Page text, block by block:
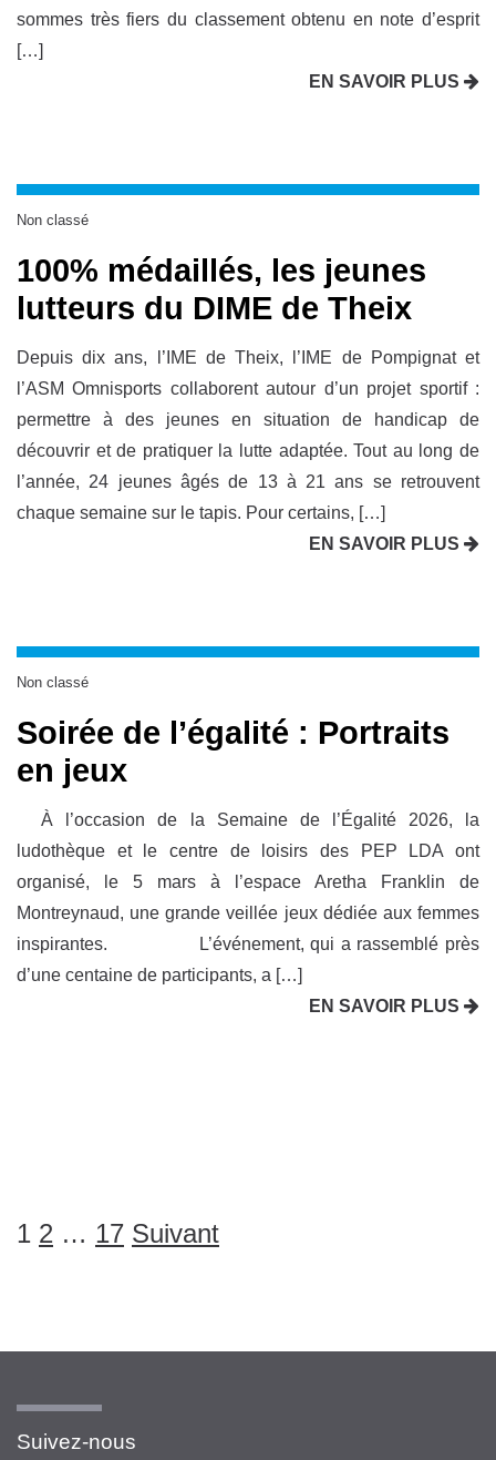
sommes très fiers du classement obtenu en note d’esprit
[…]
EN SAVOIR PLUS
Non classé
100% médaillés, les jeunes
lutteurs du DIME de Theix
Depuis dix ans, l’IME de Theix, l’IME de Pompignat et
l’ASM Omnisports collaborent autour d’un projet sportif :
permettre à des jeunes en situation de handicap de
découvrir et de pratiquer la lutte adaptée. Tout au long de
l’année, 24 jeunes âgés de 13 à 21 ans se retrouvent
chaque semaine sur le tapis. Pour certains, […]
EN SAVOIR PLUS
Non classé
Soirée de l’égalité : Portraits
en jeux
À l’occasion de la Semaine de l’Égalité 2026, la
ludothèque et le centre de loisirs des PEP LDA ont
organisé, le 5 mars à l’espace Aretha Franklin de
Montreynaud, une grande veillée jeux dédiée aux femmes
inspirantes. L’événement, qui a rassemblé près
d’une centaine de participants, a […]
EN SAVOIR PLUS
DES
1 2 … 17 Suivant
Suivez-nous